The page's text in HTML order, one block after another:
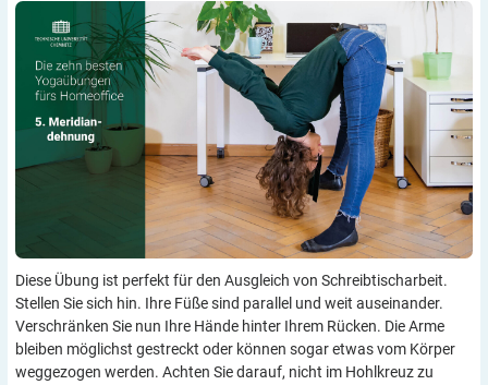
Diese Übung ist perfekt für den Ausgleich von Schreibtischarbeit.
Stellen Sie sich hin. Ihre Füße sind parallel und weit auseinander.
Verschränken Sie nun Ihre Hände hinter Ihrem Rücken. Die Arme
bleiben möglichst gestreckt oder können sogar etwas vom Körper
weggezogen werden. Achten Sie darauf, nicht im Hohlkreuz zu